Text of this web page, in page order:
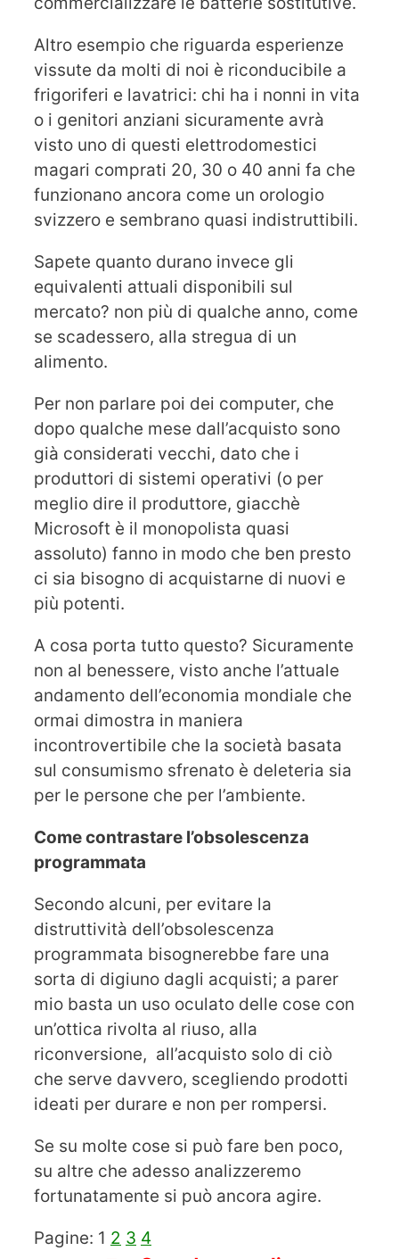
Altro esempio che riguarda esperienze
vissute da molti di noi è riconducibile a
frigoriferi e lavatrici: chi ha i nonni in vita
o i genitori anziani sicuramente avrà
visto uno di questi elettrodomestici
magari comprati 20, 30 o 40 anni fa che
funzionano ancora come un orologio
svizzero e sembrano quasi indistruttibili.
Sapete quanto durano invece gli
equivalenti attuali disponibili sul
mercato? non più di qualche anno, come
se scadessero, alla stregua di un
alimento.
Per non parlare poi dei computer, che
dopo qualche mese dall’acquisto sono
già considerati vecchi, dato che i
produttori di sistemi operativi (o per
meglio dire il produttore, giacchè
Microsoft è il monopolista quasi
assoluto) fanno in modo che ben presto
ci sia bisogno di acquistarne di nuovi e
più potenti.
A cosa porta tutto questo? Sicuramente
non al benessere, visto anche l’attuale
andamento dell’economia mondiale che
ormai dimostra in maniera
incontrovertibile che la società basata
sul consumismo sfrenato è deleteria sia
per le persone che per l’ambiente.
Come contrastare l’obsolescenza
programmata
Secondo alcuni, per evitare la
distruttività dell’obsolescenza
programmata bisognerebbe fare una
sorta di digiuno dagli acquisti; a parer
mio basta un uso oculato delle cose con
un’ottica rivolta al riuso, alla
riconversione, all’acquisto solo di ciò
che serve davvero, scegliendo prodotti
ideati per durare e non per rompersi.
Se su molte cose si può fare ben poco,
su altre che adesso analizzeremo
fortunatamente si può ancora agire.
Pagine: 1 2 3 4